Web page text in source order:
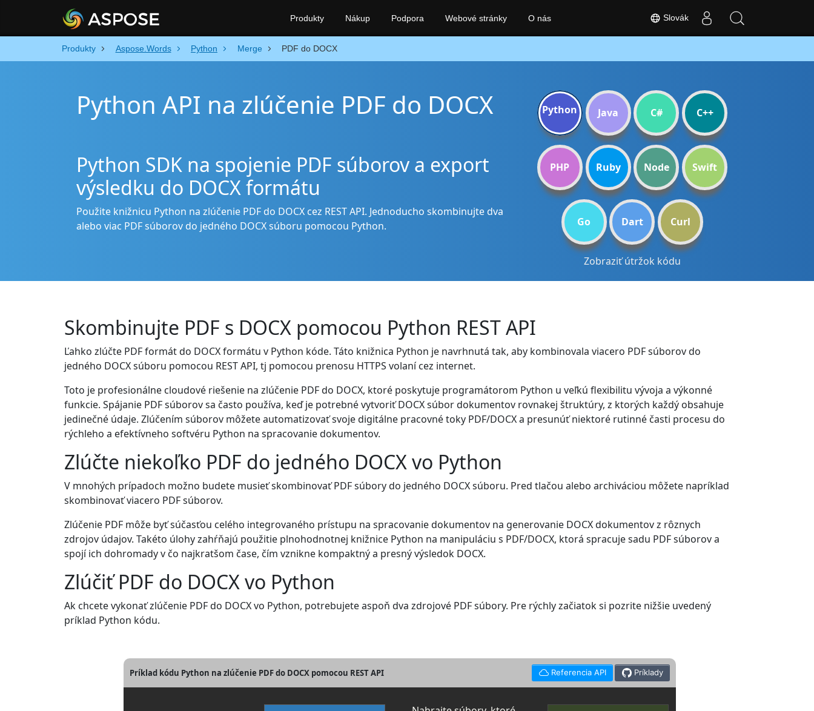
Produkty Aspose.Words Python Merge PDF do DOCX
Python API na zlúčenie PDF do DOCX
Python SDK na spojenie PDF súborov a export
výsledku do DOCX formátu
Použite knižnicu Python na zlúčenie PDF do DOCX cez REST API. Jednoducho skombinujte dva
alebo viac PDF súborov do jedného DOCX súboru pomocou Python.
Python Java C# C++
PHP Ruby Node Swift
Go Dart Curl
Zobraziť útržok kódu
Skombinujte PDF s DOCX pomocou Python REST API
Ľahko zlúčte PDF formát do DOCX formátu v Python kóde. Táto knižnica Python je navrhnutá tak, aby kombinovala viacero PDF súborov do
jedného DOCX súboru pomocou REST API, tj pomocou prenosu HTTPS volaní cez internet.
Toto je profesionálne cloudové riešenie na zlúčenie PDF do DOCX, ktoré poskytuje programátorom Python u veľkú flexibilitu vývoja a výkonné
funkcie. Spájanie PDF súborov sa často používa, keď je potrebné vytvoriť DOCX súbor dokumentov rovnakej štruktúry, z ktorých každý obsahuje
jedinečné údaje. Zlúčením súborov môžete automatizovať svoje digitálne pracovné toky PDF/DOCX a presunúť niektoré rutinné časti procesu do
rýchleho a efektívneho softvéru Python na spracovanie dokumentov.
Zlúčte niekoľko PDF do jedného DOCX vo Python
V mnohých prípadoch možno budete musieť skombinovať PDF súbory do jedného DOCX súboru. Pred tlačou alebo archiváciou môžete napríklad
skombinovať viacero PDF súborov.
Zlúčenie PDF môže byť súčasťou celého integrovaného prístupu na spracovanie dokumentov na generovanie DOCX dokumentov z rôznych
zdrojov údajov. Takéto úlohy zahŕňajú použitie plnohodnotnej knižnice Python na manipuláciu s PDF/DOCX, ktorá spracuje sadu PDF súborov a
spojí ich dohromady v čo najkratšom čase, čím vznikne kompaktný a presný výsledok DOCX.
Zlúčiť PDF do DOCX vo Python
Ak chcete vykonať zlúčenie PDF do DOCX vo Python, potrebujete aspoň dva zdrojové PDF súbory. Pre rýchly začiatok si pozrite nižšie uvedený
príklad Python kódu.
Príklad kódu Python na zlúčenie PDF do DOCX pomocou REST API Referencia API Príklady
Slovák
Produkty Nákup Podpora Webové stránky O nás